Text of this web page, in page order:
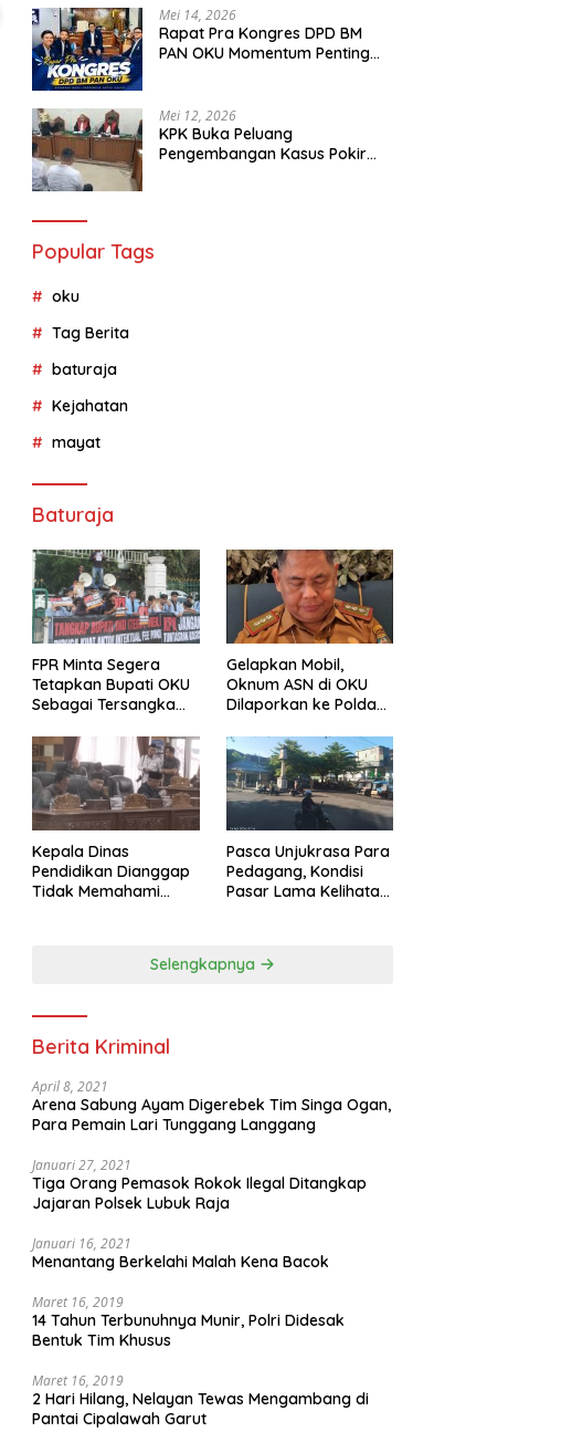
Gelapkan Mobil, Oknum ASN di
OKU Dilaporkan ke Polda
Miliar
Ketua Umum DPP PAN:
Mei 14, 2026
Rapat Pra Kongres DPD BM
PAN OKU Momentum Penting
Mei 12, 2026
KPK Buka Peluang
Pengembangan Kasus Pokir
Popular Tags
oku
Tag Berita
baturaja
Kejahatan
mayat
Baturaja
FPR Minta Segera
Tetapkan Bupati OKU
Sebagai Tersangka
Gelapkan Mobil,
Oknum ASN di OKU
Dilaporkan ke Polda
Capai Rp1,2 Miliar
Kepala Dinas
Pendidikan Dianggap
Tidak Memahami
Pasca Unjukrasa Para
Pedagang, Kondisi
Pasar Lama Kelihatan
Selengkapnya
Berita Kriminal
April 8, 2021
Arena Sabung Ayam Digerebek Tim Singa Ogan,
Para Pemain Lari Tunggang Langgang
Januari 27, 2021
Tiga Orang Pemasok Rokok Ilegal Ditangkap
Jajaran Polsek Lubuk Raja
Januari 16, 2021
Menantang Berkelahi Malah Kena Bacok
Maret 16, 2019
14 Tahun Terbunuhnya Munir, Polri Didesak
Bentuk Tim Khusus
Maret 16, 2019
2 Hari Hilang, Nelayan Tewas Mengambang di
Pantai Cipalawah Garut